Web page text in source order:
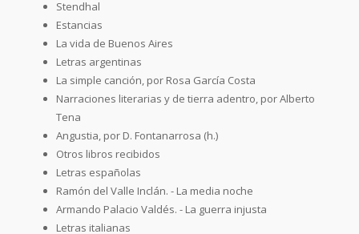
Stendhal
Estancias
La vida de Buenos Aires
Letras argentinas
La simple canción, por Rosa García Costa
Narraciones literarias y de tierra adentro, por Alberto
Tena
Angustia, por D. Fontanarrosa (h.)
Otros libros recibidos
Letras españolas
Ramón del Valle Inclán. - La media noche
Armando Palacio Valdés. - La guerra injusta
Letras italianas